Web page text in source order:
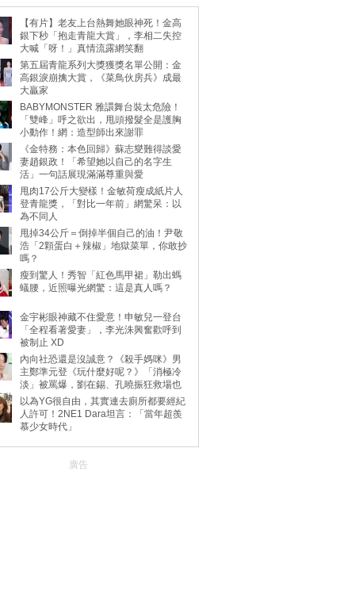
【有片】老友上台熱舞她眼神死！金高
銀下秒「抱走青龍大賞」，李相二失控
大喊「呀！」真情流露網笑翻
第五屆青龍系列大獎獲獎名單公開：金
高銀淚崩擒大賞，《菜鳥伙房兵》成最
大贏家
BABYMONSTER 雅譞舞台裝太危險！
「雙峰」呼之欲出，甩頭撥髮全是護胸
小動作！網：造型師出來謝罪
《金特務：本色回歸》蘇志燮難得談愛
妻趙銀政！「希望她以自己的名字生
活」一句話展現滿滿尊重與愛
甩肉17公斤大變樣！金敏荷瘦成紙片人
登青龍獎，「對比一年前」網驚呆：以
為不同人
甩掉34公斤＝倒掉半個自己的油！尹敬
浩「2顆蛋白＋辣椒」地獄菜單，你敢抄
嗎？
瘦到驚人！秀智「紅色馬甲裙」勒出螞
蟻腰，近照曝光網驚：這是真人嗎？
金宇彬眼神藏不住愛意！申敏兒一登台
「全程看著愛妻」，李光洙興奮歡呼到
被制止 XD
內向社恐還是沒誠意？《殺手媽咪》男
主鄭準元登《玩什麼好呢？》「消極冷
淡」被罵爆，劉在錫、孔曉振狂救場也
動
以為YG很自由，其實連去廁所都要經紀
人許可！2NE1 Dara坦言：「當年超羨
慕少女時代」
廣告